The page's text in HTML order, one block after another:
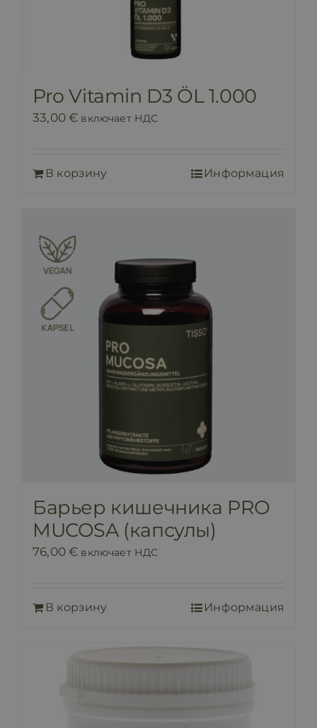
Pro Vitamin D3 ÖL 1.000
33,00€ включает НДС
В корзину Информация
Барьер кишечника PRO
MUCOSA (капсулы)
76,00€ включает НДС
В корзину Информация